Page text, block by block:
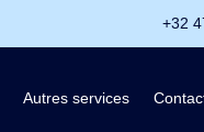
+32
Autres services